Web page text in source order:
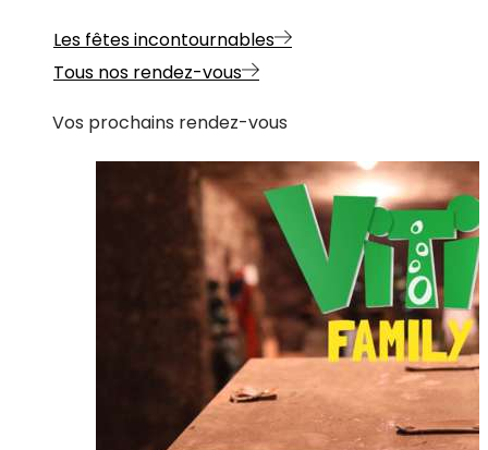
Les fêtes incontournables
Tous nos rendez-vous
Vos prochains rendez-vous